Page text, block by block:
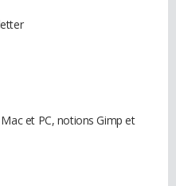
et PC, notions Gimp et